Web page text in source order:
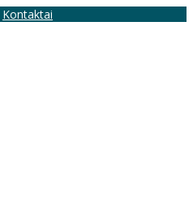
Kontaktai